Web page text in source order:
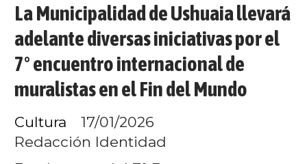
La Municipalidad de Ushuaia llevará
adelante diversas iniciativas por el
7° encuentro internacional de
muralistas en el Fin del Mundo
Redacción Identidad
Cultura 17/01/2026